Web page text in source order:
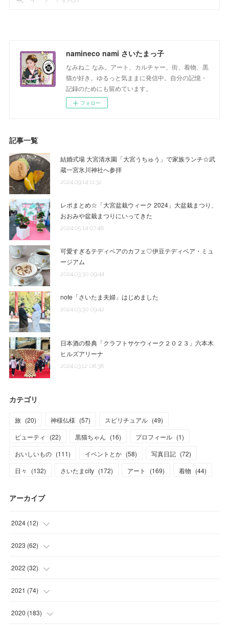
namineco nami さいたまっ子
なみねこ なみ。アート、カルチャー、街、着物、黒
猫が好き。ゆるっと気ままに発信中。自分の記憶・
記録のためにも留めています。
フォロー
記事一覧
結婚式場 大宮清水園「大宮うちゅう」で家族ランチ☆武
蔵一宮氷川神社へ参拝
2024.09.14 11:32
レポまとめ☆「大宮盆栽ウィーク 2024」大盆栽まつり、
おおみや盆栽まつりにいってきた
2024.05.14 07:46
可愛すぎるテディベアのカフェ♡伊豆テディベア・ミュ
ージアム
2024.03.30 09:44
note「さいたま夫婦」はじめました
2024.03.30 09:42
日本酒の祭典「クラフトサケウィーク２０２３」六本木
ヒルズアリーナ
2024.03.12 08:38
カテゴリ
旅 (20) 神様仏様 (57) スピリチュアル (49)
ビューティ
(22) 黒猫ちゃん (16) プロフィール (1)
おいしいもの (111) イベントとか (58) 写真日記 (72)
日々
(132) さいたまcity (172) アート (169) 着物 (44)
アーカイブ
2024 (12)
(1
(1
(3
(3)
2023 (62)
(11 )
(3
(7)
2022 (32)
(1
(3)
2021 (74)
(17
2020 (183)